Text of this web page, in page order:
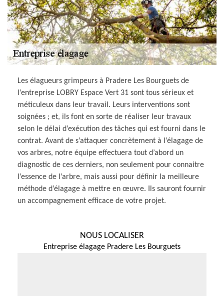
Les élagueurs grimpeurs à Pradere Les Bourguets de
l’entreprise LOBRY Espace Vert 31 sont tous sérieux et
méticuleux dans leur travail. Leurs interventions sont
soignées ; et, ils font en sorte de réaliser leur travaux
selon le délai d’exécution des tâches qui est fourni dans le
contrat. Avant de s’attaquer concrètement à l’élagage de
vos arbres, notre équipe effectuera tout d’abord un
diagnostic de ces derniers, non seulement pour connaitre
l’essence de l’arbre, mais aussi pour définir la meilleure
méthode d’élagage à mettre en œuvre. Ils sauront fournir
un accompagnement efficace de votre projet.
NOUS LOCALISER
Entreprise élagage Pradere Les Bourguets